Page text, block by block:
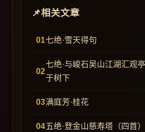
相关文章
七绝·雪天得句
七绝·与峻石吴山江湖汇观
于树下
满庭芳·桂花
五绝·登金山慈寿塔（四首）